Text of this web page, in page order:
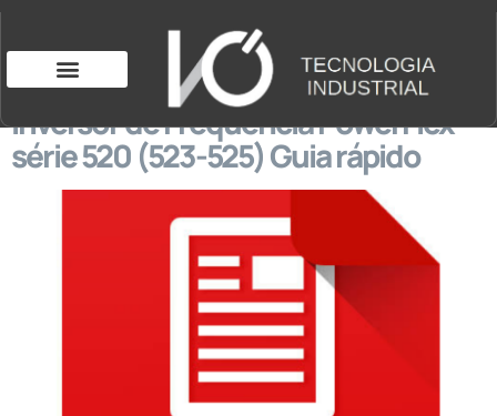
Inversor de Frequência PowerFlex
série 520 (523-525) Guia rápido